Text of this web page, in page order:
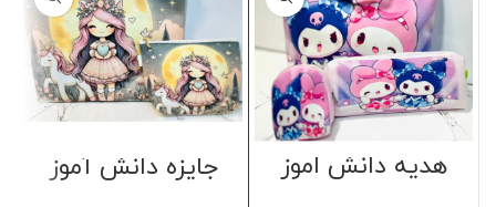
هدیه دانش اموز جایزه دانش آموز